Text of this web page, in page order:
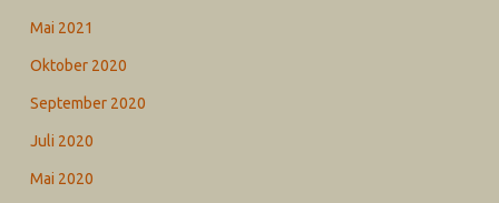
Mai 2021
Oktober 2020
September 2020
Juli 2020
Mai 2020